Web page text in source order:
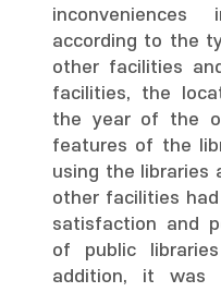
according to the
other facilities
facilities, the
the year of the
features of the
using the libraries
other facilities
satisfaction and
of public
addition, it